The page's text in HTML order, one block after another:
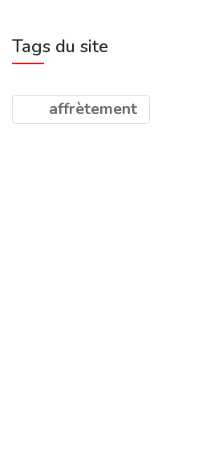
Tags du site
affrètement